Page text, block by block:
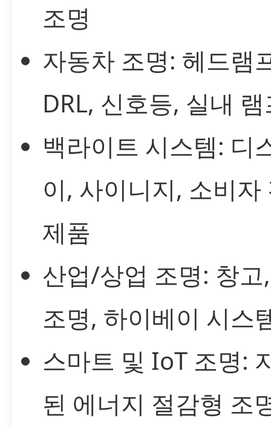
조명
자동차 조명: 헤드램
DRL, 신호등, 실내
백라이트 시스템: 디
이, 사이니지, 소비자
제품
산업/상업 조명: 창고
조명, 하이베이 시스
스마트 및 IoT 조명:
된 에너지 절감형 조